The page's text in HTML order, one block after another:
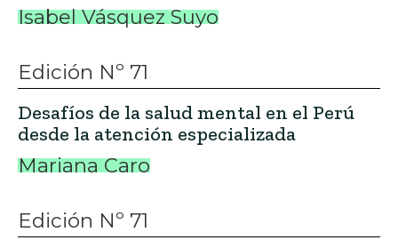
Isabel Vásquez Suyo
Edición Nº 71
Desafíos de la salud mental en el Perú
desde la atención especializada
Mariana Caro
Edición Nº 71